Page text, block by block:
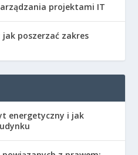
projektami IT
poszerzać zakres
energetyczny i jak